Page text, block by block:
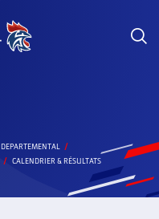
DEPARTEMENTAL
CALENDRIER & RÉSULTATS